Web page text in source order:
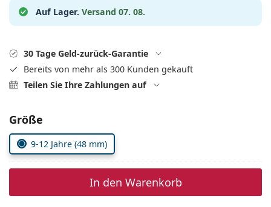
Alle Marken
Persol
Prada
Alle Marken
Alle Pflegemittel
ist online
Auf Lager. Versand 07. 08.
30 Tage Geld-zurück-Garantie
Bereits von mehr als 300 Kunden gekauft
Teilen Sie Ihre Zahlungen auf
Parameter wählen
Größe
9-12 Jahre (48 mm)
In den Warenkorb